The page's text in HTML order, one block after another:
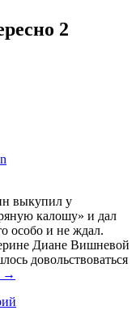
2
выкупил у
калошу» и дал
особо и не ждал.
Диане Вишневой
доволь­ствоваться
→